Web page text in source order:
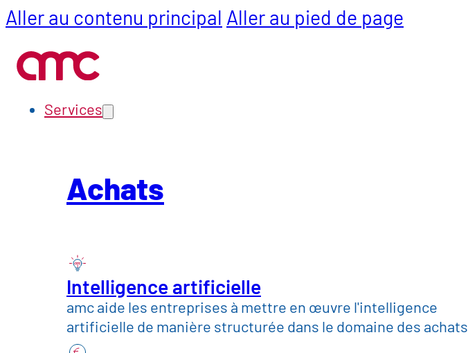
Aller au contenu principal Aller au pied de page
Services
Achats
Intelligence artificielle
amc aide les entreprises à mettre en œuvre l'intelligence
artificielle de manière structurée dans le domaine des achats.
Achats
SCM
Automobile et mobilité
Chimie, pharmacie et plasturgie
Commerce, consommation